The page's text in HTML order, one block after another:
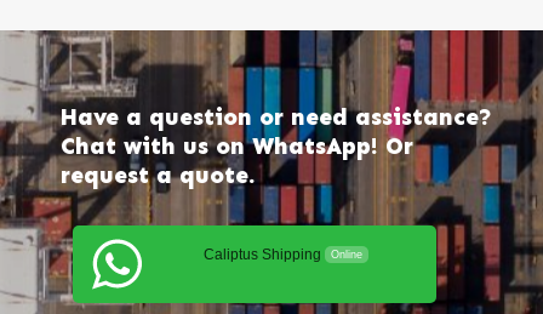
Have a question or need assistance?
Chat with us on WhatsApp! Or
request a quote.
Caliptus Shipping Online